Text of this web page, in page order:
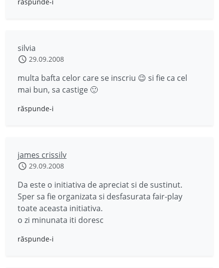
silvia
29.09.2008
multa bafta celor care se inscriu 😉 si fie ca cel
mai bun, sa castige 🙂
răspunde-i
james crissilv
29.09.2008
Da este o initiativa de apreciat si de sustinut.
Sper sa fie organizata si desfasurata fair-play
toate aceasta initiativa.
o zi minunata iti doresc
răspunde-i